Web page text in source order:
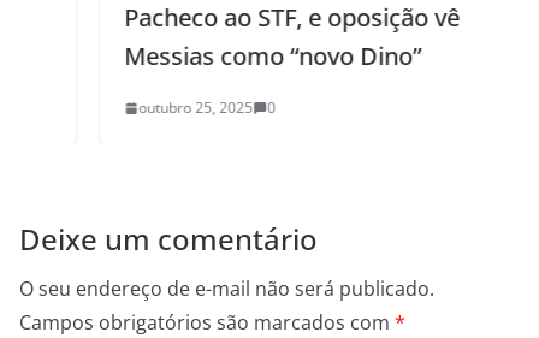
Pacheco ao STF, e oposição vê
Messias como “novo Dino”
outubro 25, 2025 0
Deixe um comentário
O seu endereço de e-mail não será publicado.
Campos obrigatórios são marcados com *